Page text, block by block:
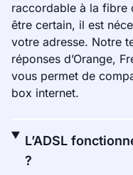
raccordable à la fibre
être certain, il est
votre adresse. Notre
réponses d’Orange,
vous permet de
box internet.
L’ADSL
?